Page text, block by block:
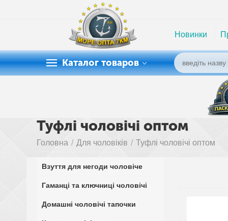
Новинки
Каталог товаров
Туфлі чоловічі оптом
Головна / Для чоловіків / Туфлі чоловічі оптом
Взуття для негоди чоловіче
Гаманці та ключниці чоловічі
Домашні чоловічі тапочки